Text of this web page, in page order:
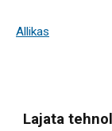
Allikas
Lajata